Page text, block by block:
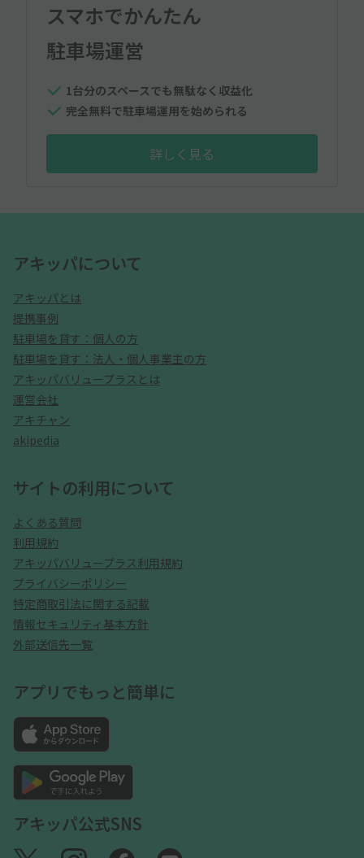
スマホでかんたん
駐車場運営
1台分のスペースでも無駄なく収益化
完全無料で駐車場運用を始められる
詳しく見る
アキッパについて
アキッパとは
提携事例
駐車場を貸す：個人の方
駐車場を貸す：法人・個人事業主の方
アキッパバリュープラスとは
運営会社
アキチャン
akipedia
サイトの利用について
よくある質問
利用規約
アキッパバリュープラス利用規約
プライバシーポリシー
特定商取引法に関する記載
情報セキュリティ基本方針
外部送信先一覧
アプリでもっと簡単に
アキッパ公式SNS